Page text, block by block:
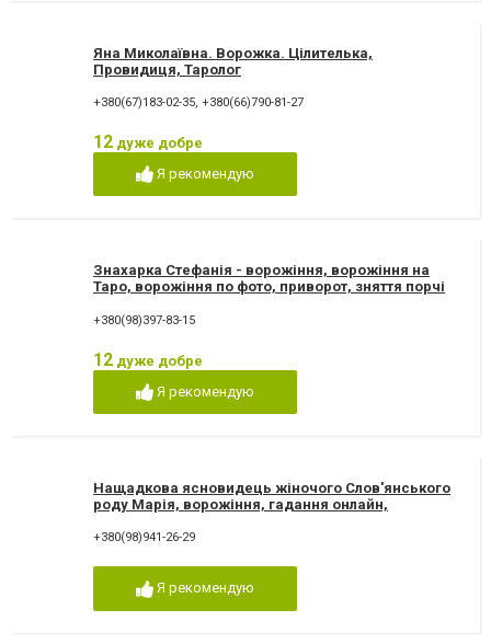
Яна Миколаївна. Ворожка. Цілителька,
Провидиця, Таролог
+380(67)183-02-35, +380(66)790-81-27
12 дуже добре
Я рекомендую
Знахарка Стефанія - ворожіння, ворожіння на
Таро, ворожіння по фото, приворот, зняття порчі
+380(98)397-83-15
12 дуже добре
Я рекомендую
Нащадкова ясновидець жіночого Слов'янського
роду Марія, ворожіння, гадання онлайн,
+380(98)941-26-29
Я рекомендую